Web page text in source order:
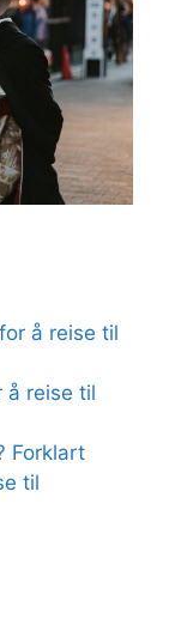
å reise til
å reise til
Forklart
til